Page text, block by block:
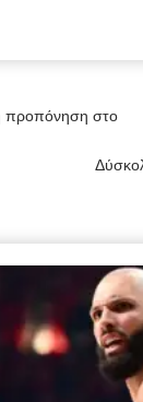
προπόνηση στο